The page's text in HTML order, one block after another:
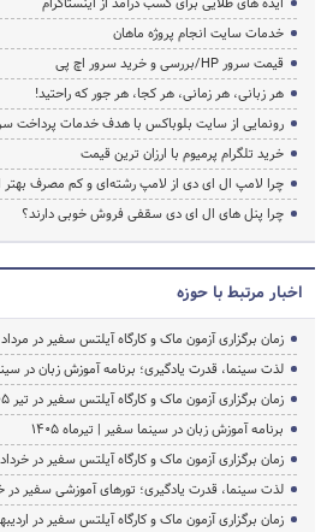
خدمات سایت انجام پروژه ماهان
قیمت سرور HP/بررسی و خرید سرور اچ پی
هر زبانی، هر زمانی، هر کجا، هر جور که راحتید!
رونمایی از سایت بلوباکس با هدف خدمات پرداخت
خرید تلگرام پرمیوم با ارزان ترین قیمت
چرا لامپ ال ای دی از لامپ رشته‌ای و کم مصرف
چرا پنل های ال ای دی سقفی فروش خوبی دارند؟
اخبار مرتبط با حوزه
زمان برگزاری آزمون ماک و کارگاه آیلتس سفیر در مرداد 1405
لذت سینما، قدرت یادگیری؛ برنامه آموزش زبان در
زمان برگزاری آزمون ماک و کارگاه آیلتس سفیر در تیر 1405
برنامه آموزش زبان در سینما سفیر | تیرماه ۱۴۰۵
زمان برگزاری آزمون ماک و کارگاه آیلتس سفیر در خرداد 1405
لذت سینما، قدرت یادگیری؛ تورهای آموزشی سفیر در
زمان برگزاری آزمون ماک و کارگاه آیلتس سفیر در